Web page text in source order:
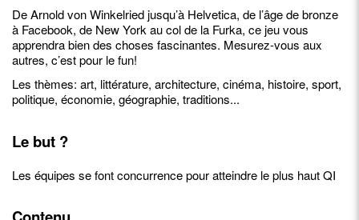
De Arnold von Winkelried jusqu’à Helvetica, de l’âge de bronze
à Facebook, de New York au col de la Furka, ce jeu vous
apprendra bien des choses fascinantes. Mesurez-vous aux
autres, c’est pour le fun!
Les thèmes: art, littérature, architecture, cinéma, histoire, sport,
politique, économie, géographie, traditions...
Le but ?
Les équipes se font concurrence pour atteindre le plus haut QI